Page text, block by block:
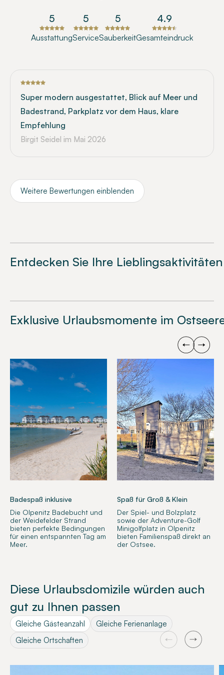
Ausstattung
5
Service
5
Sauberkeit
5
Gesamteindruck
4.9
Super modern ausgestattet, Blick auf Meer und
Badestrand, Parkplatz vor dem Haus, klare
Empfehlung
Birgit Seidel im Mai 2026
Weitere Bewertungen einblenden
Entdecken Sie Ihre Lieblingsaktivitäten
Exklusive Urlaubsmomente im
Badespaß inklusive
Die Olpenitz Badebucht und
der Weidefelder Strand
bieten perfekte Bedingungen
für einen entspannten Tag am
Meer.
Spaß für Groß & Klein
Der Spiel- und Bolzplatz
sowie der Adventure-Golf
Minigolfplatz in Olpenitz
bieten Familienspaß direkt an
der Ostsee.
Diese Urlaubsdomizile würden auch
gut zu Ihnen passen
Gleiche Gästeanzahl
Gleiche Ferienanlage
Gleiche Ortschaften